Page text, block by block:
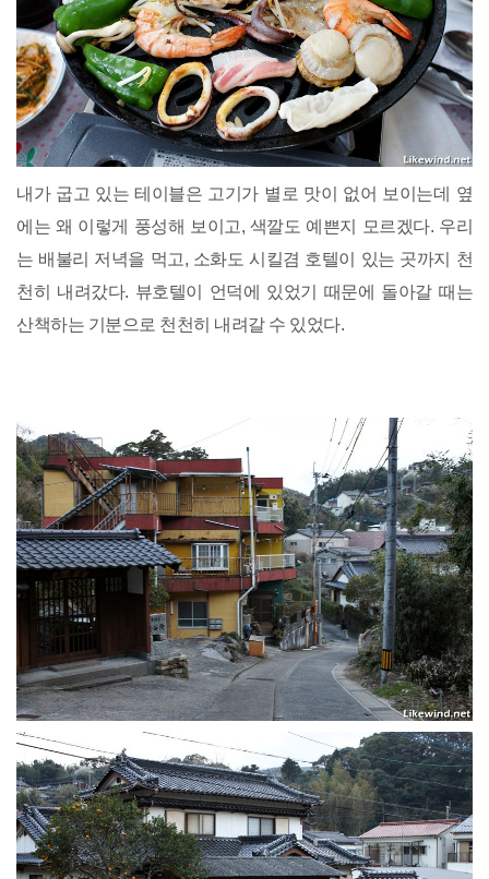
내가 굽고 있는 테이블은 고기가 별로 맛이 없어 보이는데 옆
에는 왜 이렇게 풍성해 보이고, 색깔도 예쁜지 모르겠다. 우리
는 배불리 저녁을 먹고, 소화도 시킬겸 호텔이 있는 곳까지 천
천히 내려갔다. 뷰호텔이 언덕에 있었기 때문에 돌아갈 때는
산책하는 기분으로 천천히 내려갈 수 있었다.